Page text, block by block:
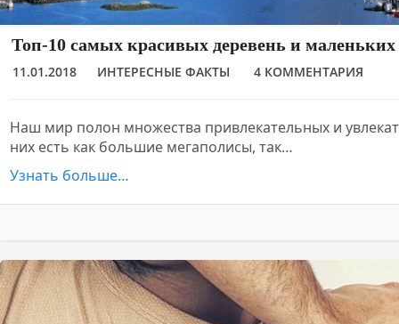
Топ-10 самых красивых деревень и маленьких
11.01.2018 ИНТЕРЕСНЫЕ ФАКТЫ 4 КОММЕНТАРИЯ
Наш мир полон множества привлекательных и
них есть как большие мегаполисы, так…
Узнать больше…